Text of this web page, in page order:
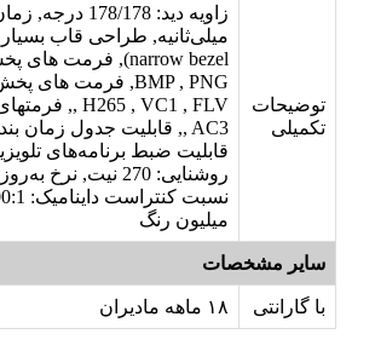
توضیحات
تکمیلی
میلیون رنگ
سایر مشخصات
با گارانتی